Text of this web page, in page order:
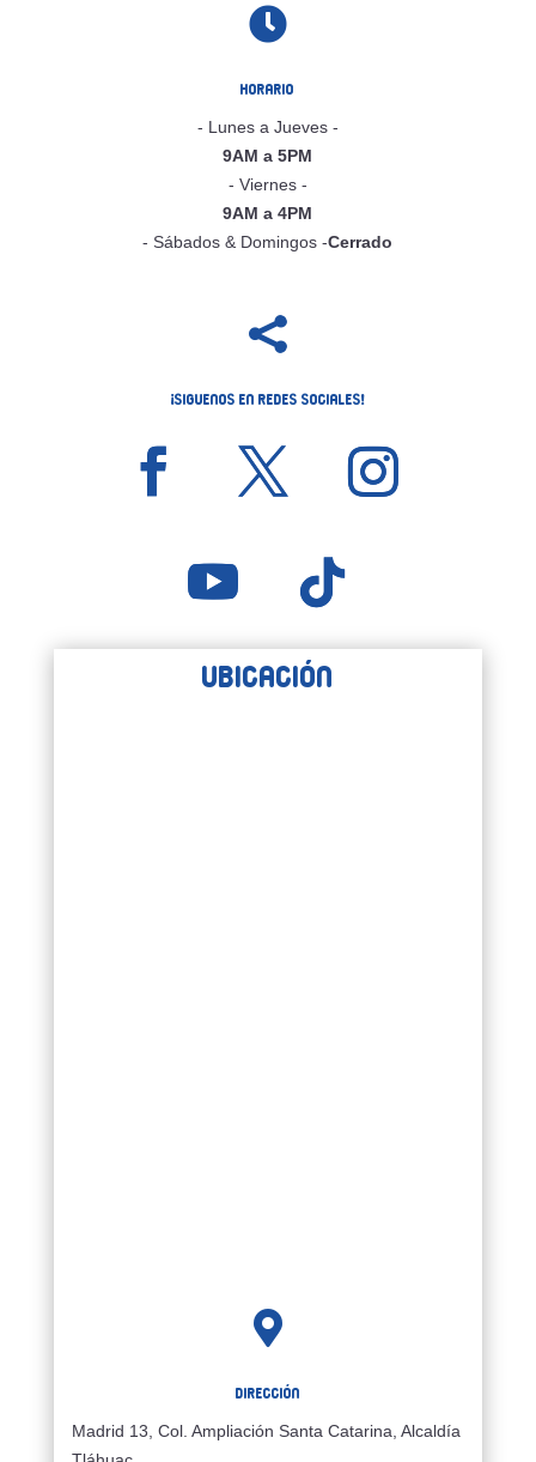

Horario
- Lunes a Jueves -
9AM a 5PM
- Viernes -
9AM a 4PM
- Sábados & Domingos -Cerrado

¡Siguenos en Redes Sociales!
Ubicación

Dirección
Madrid 13, Col. Ampliación Santa Catarina, Alcaldía